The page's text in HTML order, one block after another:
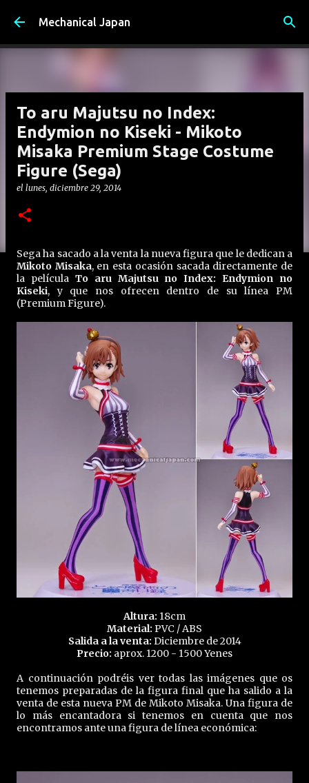
Ir al contenido principal
Mechanical Japan
To aru Majutsu no Index:
Endymion no Kiseki - Mikoto
Misaka Premium Stage Costume
Figure (Sega)
el lunes, diciembre 29, 2014
Sega ha sacado a la venta la nueva figura que le dedican a
Mikoto Misaka, en esta ocasión sacada directamente de
la película To aru Majutsu no Index: Endymion no
Kiseki, y que nos ofrecen dentro de su línea PM
(Premium Figure).
Altura: 18cm
Material: PVC / ABS
Salida a la venta: Diciembre de 2014
Precio: aprox. 1200 - 1500 Yenes
A continuación podréis ver todas las imágenes que os
tenemos preparadas de la figura final que ha salido a la
venta de esta nueva PM de Mikoto Misaka. Una figura de
lo más encantadora si tenemos en cuenta que nos
encontramos ante una figura de línea económica: